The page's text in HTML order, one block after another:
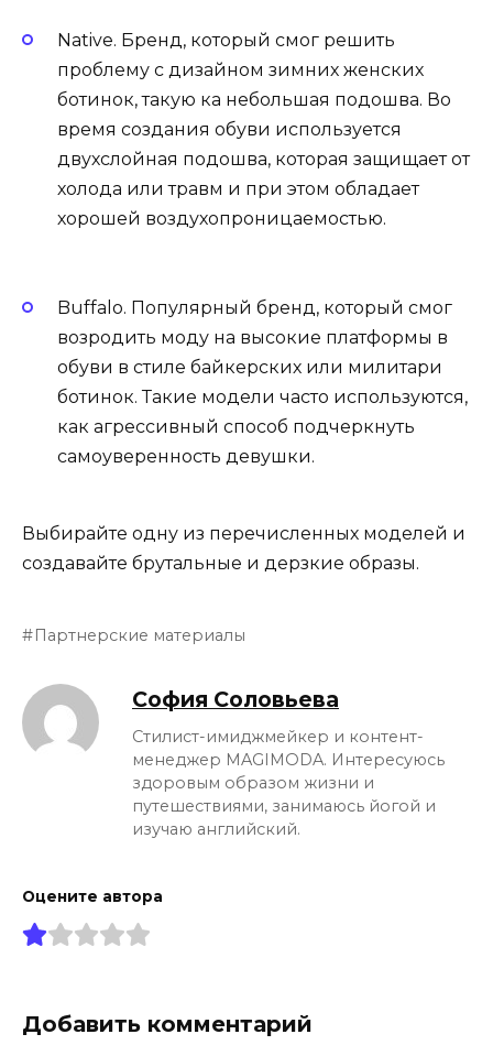
Native. Бренд, который смог решить
проблему с дизайном зимних женских
ботинок, такую ка небольшая подошва. Во
время создания обуви используется
двухслойная подошва, которая защищает от
холода или травм и при этом обладает
хорошей воздухопроницаемостью.
Buffalo. Популярный бренд, который смог
возродить моду на высокие платформы в
обуви в стиле байкерских или милитари
ботинок. Такие модели часто используются,
как агрессивный способ подчеркнуть
самоуверенность девушки.
Выбирайте одну из перечисленных моделей и
создавайте брутальные и дерзкие образы.
Партнерские материалы
София Соловьева
Стилист-имиджмейкер и контент-
менеджер MAGIMODA. Интересуюсь
здоровым образом жизни и
путешествиями, занимаюсь йогой и
изучаю английский.
Оцените автора
Добавить комментарий